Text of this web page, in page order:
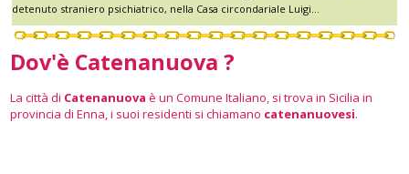
detenuto straniero psichiatrico, nella Casa circondariale Luigi...
Dov'è Catenanuova ?
La città di Catenanuova è un Comune Italiano, si trova in Sicilia in
provincia di Enna, i suoi residenti si chiamano catenanuovesi.